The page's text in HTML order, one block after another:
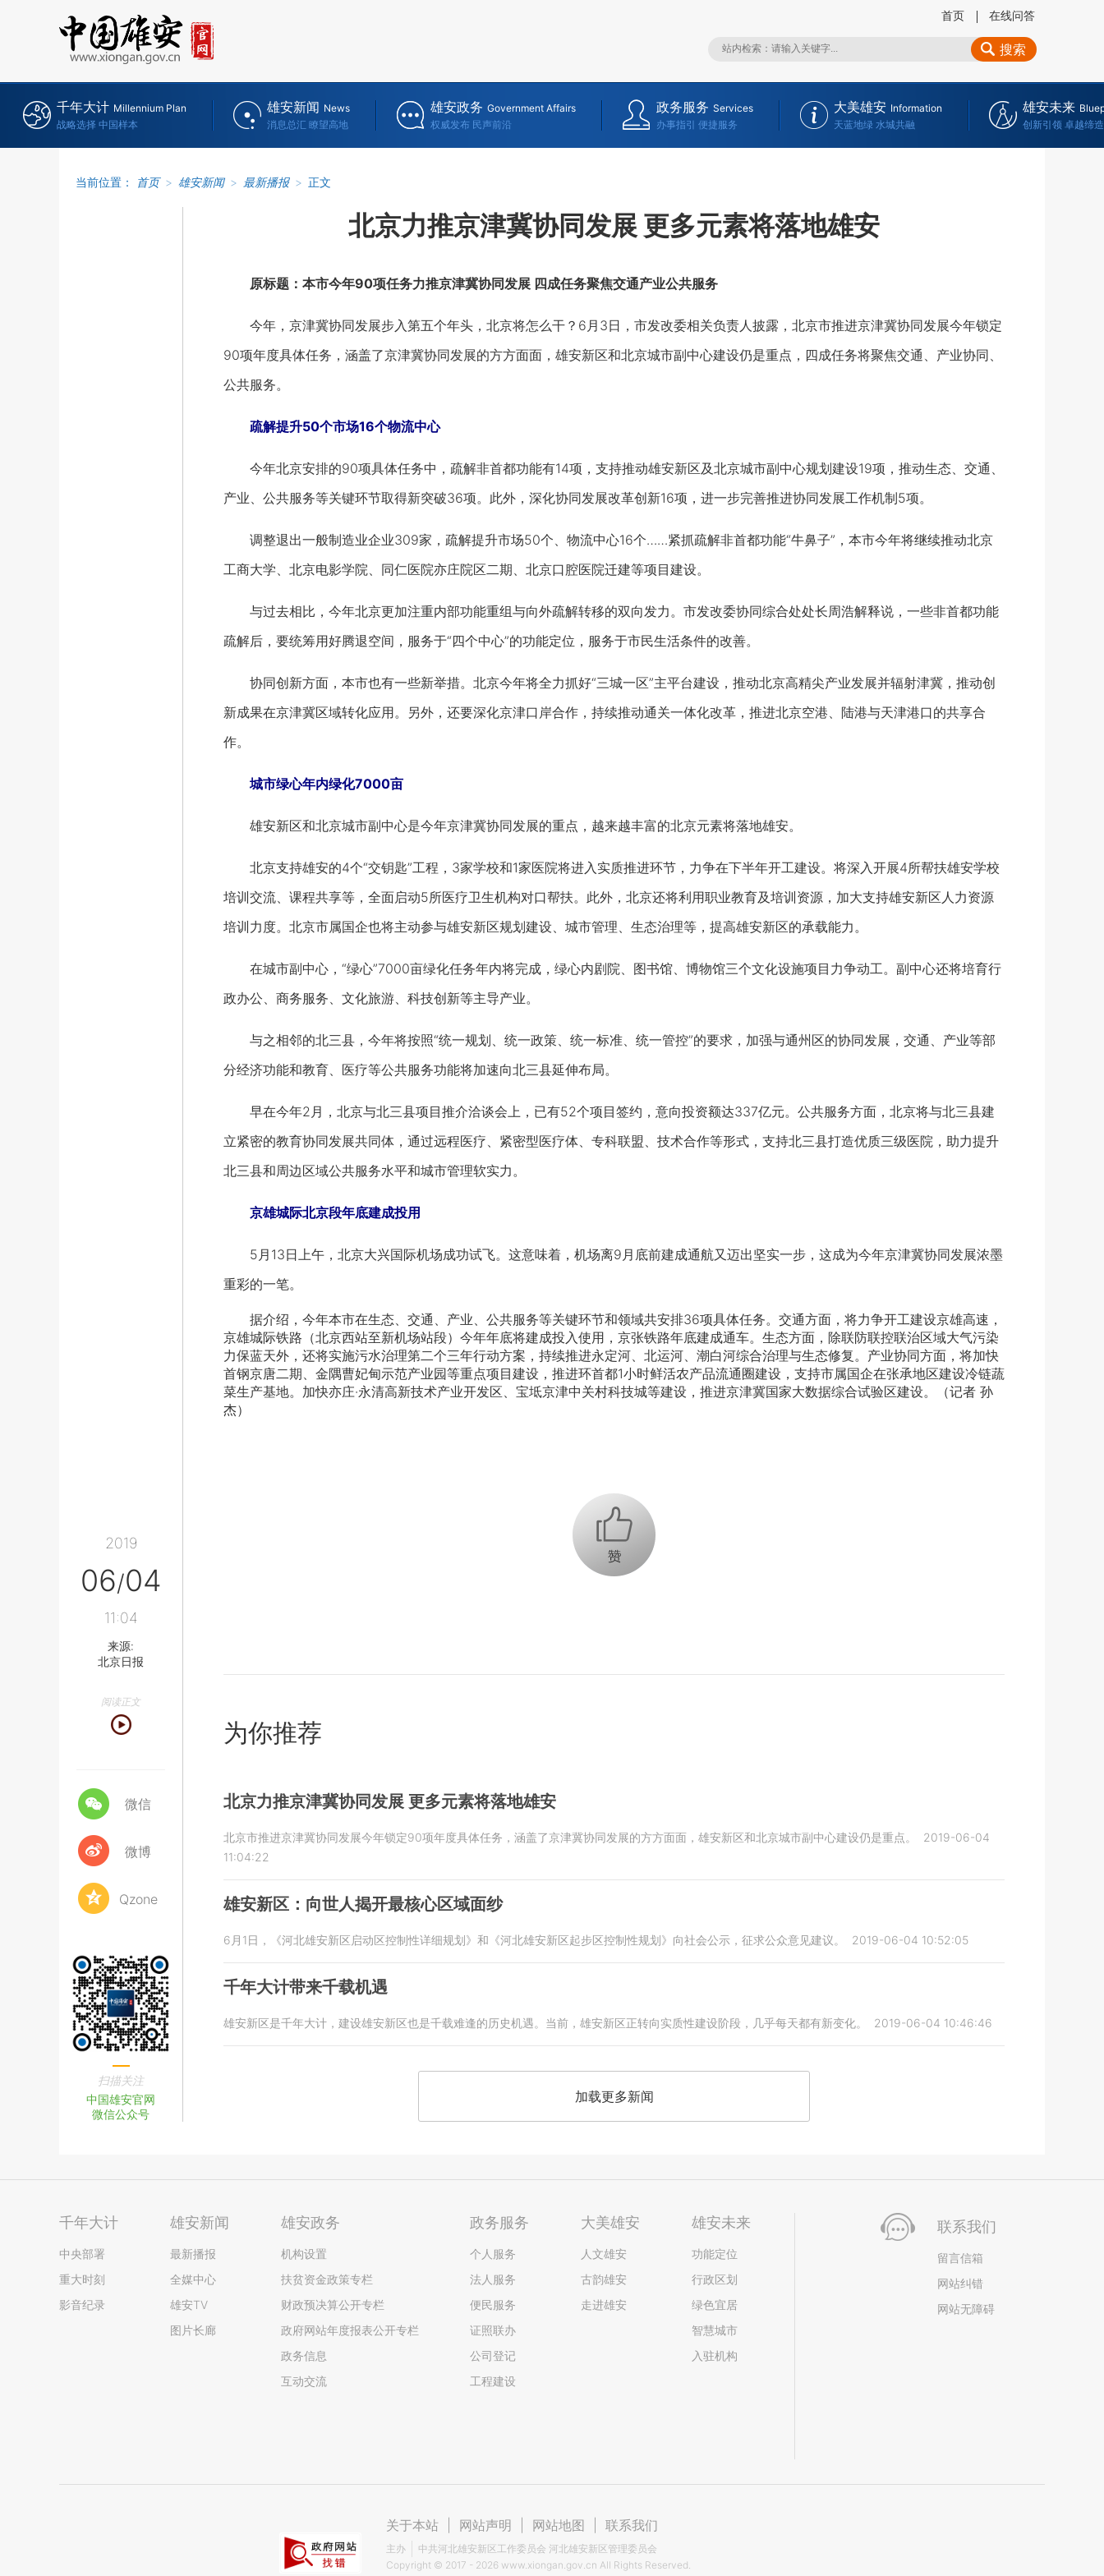
首页 在线问答
搜索
千年大计 Millennium Plan
战略选择 中国样本
雄安新闻 News
消息总汇 瞭望高地
雄安政务 Government Affairs
权威发布 民声前沿
政务服务 Services
办事指引 便捷服务
大美雄安 Information
天蓝地绿 水城共融
雄安未来
创新引领 卓越缔造
当前位置： 首页 > 雄安新闻 > 最新播报 > 正文
2019
06/04
11:04
来源:
北京日报
阅读正文
微信
微博
Qzone
扫描关注
中国雄安官网
微信公众号
北京力推京津冀协同发展 更多元素将落地雄安
原标题：本市今年90项任务力推京津冀协同发展 四成任务聚焦交通产业公共服务
今年，京津冀协同发展步入第五个年头，北京将怎么干？6月3日，市发改委相关负责人披露，北京市推进京津冀协同发展今年锁定
90项年度具体任务，涵盖了京津冀协同发展的方方面面，雄安新区和北京城市副中心建设仍是重点，四成任务将聚焦交通、产业协同、
公共服务。
疏解提升50个市场16个物流中心
今年北京安排的90项具体任务中，疏解非首都功能有14项，支持推动雄安新区及北京城市副中心规划建设19项，推动生态、交通、
产业、公共服务等关键环节取得新突破36项。此外，深化协同发展改革创新16项，进一步完善推进协同发展工作机制5项。
调整退出一般制造业企业309家，疏解提升市场50个、物流中心16个……紧抓疏解非首都功能“牛鼻子”，本市今年将继续推动北京
工商大学、北京电影学院、同仁医院亦庄院区二期、北京口腔医院迁建等项目建设。
与过去相比，今年北京更加注重内部功能重组与向外疏解转移的双向发力。市发改委协同综合处处长周浩解释说，一些非首都功能
疏解后，要统筹用好腾退空间，服务于“四个中心”的功能定位，服务于市民生活条件的改善。
协同创新方面，本市也有一些新举措。北京今年将全力抓好“三城一区”主平台建设，推动北京高精尖产业发展并辐射津冀，推动创
新成果在京津冀区域转化应用。另外，还要深化京津口岸合作，持续推动通关一体化改革，推进北京空港、陆港与天津港口的共享合
作。
城市绿心年内绿化7000亩
雄安新区和北京城市副中心是今年京津冀协同发展的重点，越来越丰富的北京元素将落地雄安。
北京支持雄安的4个“交钥匙”工程，3家学校和1家医院将进入实质推进环节，力争在下半年开工建设。将深入开展4所帮扶雄安学校
培训交流、课程共享等，全面启动5所医疗卫生机构对口帮扶。此外，北京还将利用职业教育及培训资源，加大支持雄安新区人力资源
培训力度。北京市属国企也将主动参与雄安新区规划建设、城市管理、生态治理等，提高雄安新区的承载能力。
在城市副中心，“绿心”7000亩绿化任务年内将完成，绿心内剧院、图书馆、博物馆三个文化设施项目力争动工。副中心还将培育行
政办公、商务服务、文化旅游、科技创新等主导产业。
与之相邻的北三县，今年将按照“统一规划、统一政策、统一标准、统一管控”的要求，加强与通州区的协同发展，交通、产业等部
分经济功能和教育、医疗等公共服务功能将加速向北三县延伸布局。
早在今年2月，北京与北三县项目推介洽谈会上，已有52个项目签约，意向投资额达337亿元。公共服务方面，北京将与北三县建
立紧密的教育协同发展共同体，通过远程医疗、紧密型医疗体、专科联盟、技术合作等形式，支持北三县打造优质三级医院，助力提升
北三县和周边区域公共服务水平和城市管理软实力。
京雄城际北京段年底建成投用
5月13日上午，北京大兴国际机场成功试飞。这意味着，机场离9月底前建成通航又迈出坚实一步，这成为今年京津冀协同发展浓墨
重彩的一笔。
据介绍，今年本市在生态、交通、产业、公共服务等关键环节和领域共安排36项具体任务。交通方面，将力争开工建设京雄高速，
京雄城际铁路（北京西站至新机场站段）今年年底将建成投入使用，京张铁路年底建成通车。生态方面，除联防联控联治区域大气污染
力保蓝天外，还将实施污水治理第二个三年行动方案，持续推进永定河、北运河、潮白河综合治理与生态修复。产业协同方面，将加快
首钢京唐二期、金隅曹妃甸示范产业园等重点项目建设，推进环首都1小时鲜活农产品流通圈建设，支持市属国企在张承地区建设冷链蔬
菜生产基地。加快亦庄·永清高新技术产业开发区、宝坻京津中关村科技城等建设，推进京津冀国家大数据综合试验区建设。（记者 孙
杰）
+1
为你推荐
北京力推京津冀协同发展 更多元素将落地雄安
北京市推进京津冀协同发展今年锁定90项年度具体任务，涵盖了京津冀协同发展的方方面面，雄安新区和北京城市副中心建设仍是重点。
2019-06-04
11:04:22
雄安新区：向世人揭开最核心区域面纱
6月1日，《河北雄安新区启动区控制性详细规划》和《河北雄安新区起步区控制性规划》向社会公示，征求公众意见建议。 2019-06-04 10:52:05
千年大计带来千载机遇
雄安新区是千年大计，建设雄安新区也是千载难逢的历史机遇。当前，雄安新区正转向实质性建设阶段，几乎每天都有新变化。 2019-06-04 10:46:46
加载更多新闻
千年大计
中央部署
重大时刻
影音纪录
雄安新闻
最新播报
全媒中心
雄安TV
图片长廊
雄安政务
机构设置
扶贫资金政策专栏
财政预决算公开专栏
政府网站年度报表公开专栏
政务信息
互动交流
政务服务
个人服务
法人服务
便民服务
证照联办
公司登记
工程建设
大美雄安
人文雄安
古韵雄安
走进雄安
雄安未来
功能定位
行政区划
绿色宜居
智慧城市
入驻机构
联系我们
留言信箱
网站纠错
网站无障碍
关于本站 网站声明 网站地图 联系我们
主办
中共河北雄安新区工作委员会 河北雄安新区管理委员会
Copyright © 2017 - 2026 www.xiongan.gov.cn All Rights Reserved.